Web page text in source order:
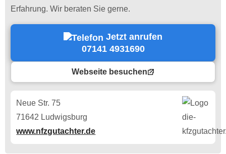
Erfahrung. Wir beraten Sie gerne.
Jetzt anrufen
07141 4931690
Webseite besuchen
Neue Str. 75
71642 Ludwigsburg
www.nfzgutachter.de